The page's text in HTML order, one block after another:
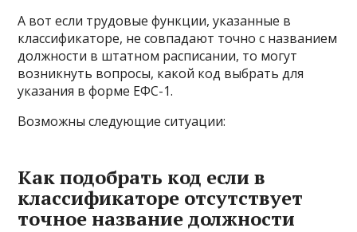
А вот если трудовые функции, указанные в
классификаторе, не совпадают точно с названием
должности в штатном расписании, то могут
возникнуть вопросы, какой код выбрать для
указания в форме ЕФС-1.
Возможны следующие ситуации:
Как подобрать код если в
классификаторе отсутствует
точное название должности